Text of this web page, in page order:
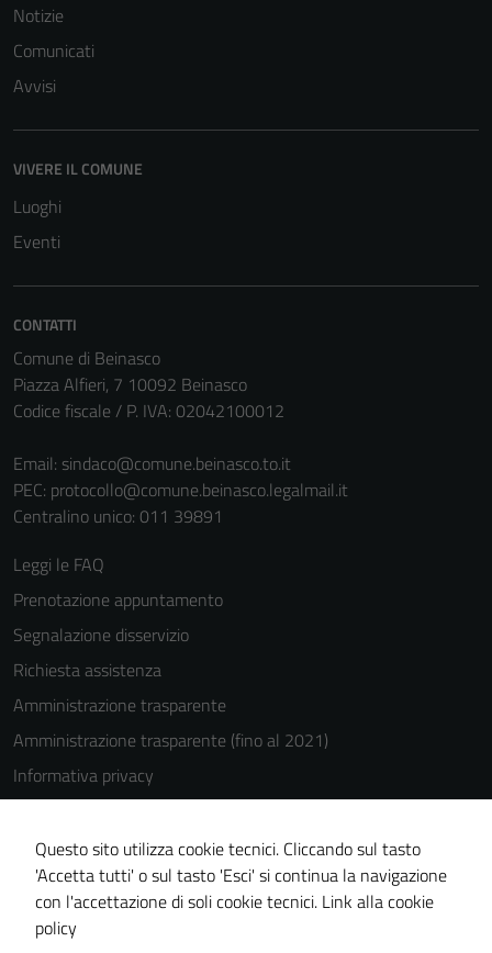
Notizie
Comunicati
Avvisi
VIVERE IL COMUNE
Luoghi
Eventi
CONTATTI
Comune di Beinasco
Piazza Alfieri, 7 10092 Beinasco
Codice fiscale / P. IVA: 02042100012
Email: sindaco@comune.beinasco.to.it
PEC: protocollo@comune.beinasco.legalmail.it
Centralino unico: 011 39891
Leggi le FAQ
Prenotazione appuntamento
Segnalazione disservizio
Richiesta assistenza
Amministrazione trasparente
Amministrazione trasparente (fino al 2021)
Informativa privacy
Note legali
Dichiarazione di accessibilità
Piano di miglioramento del sito
Questo sito utilizza cookie tecnici. Cliccando sul tasto
'Accetta tutti' o sul tasto 'Esci' si continua la navigazione
con l'accettazione di soli cookie tecnici. Link alla cookie
policy